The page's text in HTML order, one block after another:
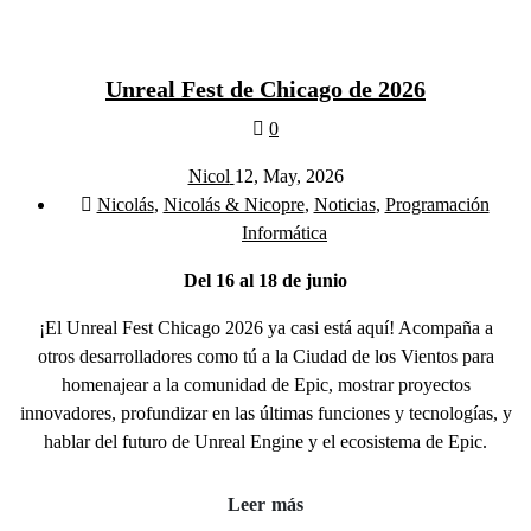
Unreal Fest de Chicago de 2026
0
Nicol 12, May, 2026
Nicolás, Nicolás & Nicopre, Noticias, Programación
Informática
Del 16 al 18 de junio
¡El Unreal Fest Chicago 2026 ya casi está aquí! Acompaña a
otros desarrolladores como tú a la Ciudad de los Vientos para
homenajear a la comunidad de Epic, mostrar proyectos
innovadores, profundizar en las últimas funciones y tecnologías, y
hablar del futuro de Unreal Engine y el ecosistema de Epic.
Leer más